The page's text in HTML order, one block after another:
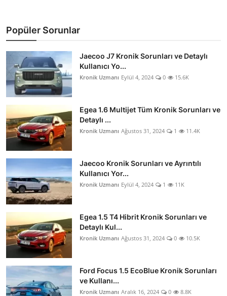
Popüler Sorunlar
Jaecoo J7 Kronik Sorunları ve Detaylı
Kullanıcı Yo...
Kronik Uzmanı Eylül 4, 2024 0 15.6K
Egea 1.6 Multijet Tüm Kronik Sorunları ve
Detaylı ...
Kronik Uzmanı Ağustos 31, 2024 1 11.4K
Jaecoo Kronik Sorunları ve Ayrıntılı
Kullanıcı Yor...
Kronik Uzmanı Eylül 4, 2024 1 11K
Egea 1.5 T4 Hibrit Kronik Sorunları ve
Detaylı Kul...
Kronik Uzmanı Ağustos 31, 2024 0 10.5K
Ford Focus 1.5 EcoBlue Kronik Sorunları
ve Kullanı...
Kronik Uzmanı Aralık 16, 2024 0 8.8K